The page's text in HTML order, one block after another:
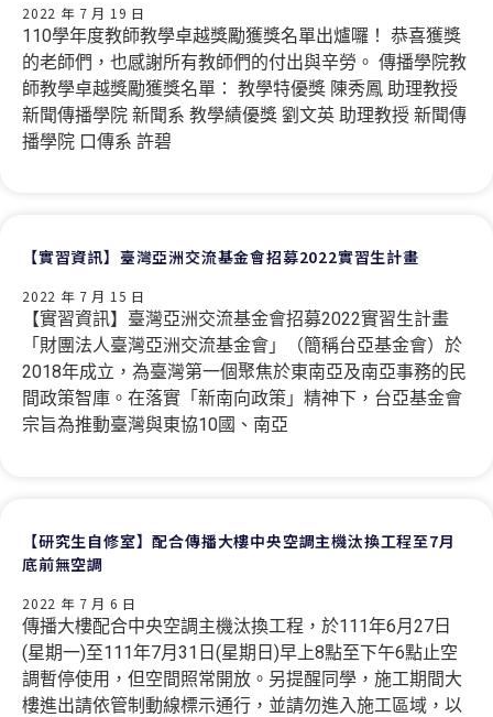
2022 年 7 月 19 日
110學年度教師教學卓越獎勵獲獎名單出爐囉！ 恭喜獲獎
的老師們，也感謝所有教師們的付出與辛勞。 傳播學院教
師教學卓越獎勵獲獎名單： 教學特優獎 陳秀鳳 助理教授
新聞傳播學院 新聞系 教學績優獎 劉文英 助理教授 新聞傳
播學院 口傳系 許碧
【實習資訊】臺灣亞洲交流基金會招募2022實習生計畫
2022 年 7 月 15 日
【實習資訊】臺灣亞洲交流基金會招募2022實習生計畫
「財團法人臺灣亞洲交流基金會」（簡稱台亞基金會）於
2018年成立，為臺灣第一個聚焦於東南亞及南亞事務的民
間政策智庫。在落實「新南向政策」精神下，台亞基金會
宗旨為推動臺灣與東協10國、南亞
【研究生自修室】配合傳播大樓中央空調主機汰換工程至7月
底前無空調
2022 年 7 月 6 日
傳播大樓配合中央空調主機汰換工程，於111年6月27日
(星期一)至111年7月31日(星期日)早上8點至下午6點止空
調暫停使用，但空間照常開放。另提醒同學，施工期間大
樓進出請依管制動線標示通行，並請勿進入施工區域，以